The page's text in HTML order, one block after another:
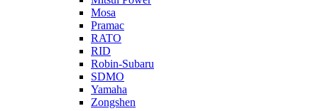
Mosa
Pramac
RATO
RID
Robin-Subaru
SDMO
Yamaha
Zongshen